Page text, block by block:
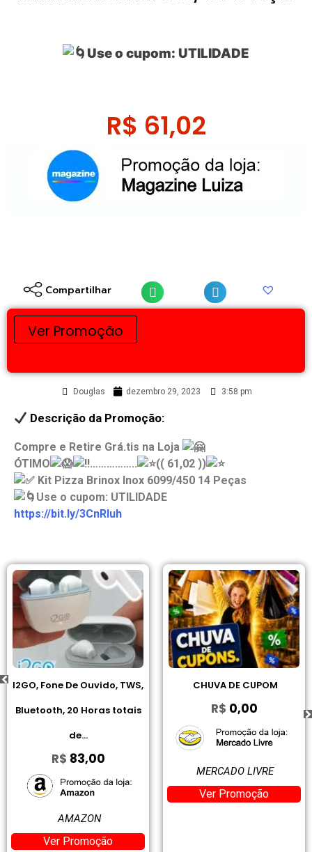
Use o cupom: UTILIDADE
R$ 61,02
Compartilhar
Ver Promoção
Douglas dezembro 29, 2023 3:58 pm
Descrição da Promoção:
Compre e Retire Grá.tis na Loja
ÓTIMO
……………..
(( 61,02 ))
Kit Pizza Brinox Inox 6099/450 14 Peças
Use o cupom: UTILIDADE
https://bit.ly/3CnRIuh
I2GO, Fone De Ouvido, TWS,
Bluetooth, 20 Horas totais
de...
R$ 83,00
Ver Promoção
AMAZON
CHUVA DE CUPOM
R$ 0,00
Ver Promoção
MERCADO LIVRE